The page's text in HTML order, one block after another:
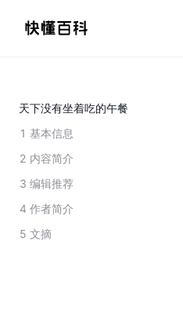
天下没有坐着吃的午餐
1 基本信息
2 内容简介
3 编辑推荐
4 作者简介
5 文摘